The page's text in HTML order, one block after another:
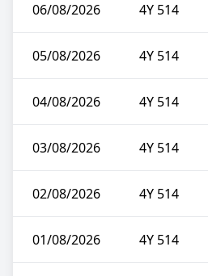
06/08/2026 4Y 514
05/08/2026 4Y 514
04/08/2026 4Y 514
03/08/2026 4Y 514
02/08/2026 4Y 514
01/08/2026 4Y 514